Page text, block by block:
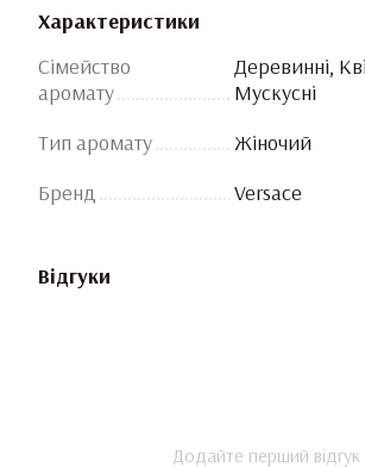
Характеристики
Сімейство
аромату
Деревинні,
Мускусні
Тип аромату
Жіночий
Бренд
Versace
Відгуки
Додайте перший відгук